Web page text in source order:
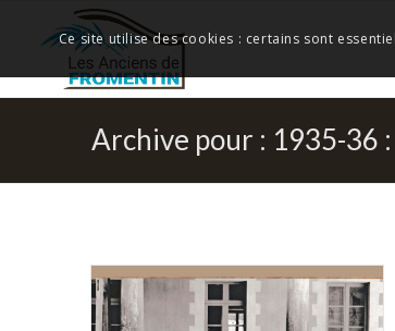
Archive pour : 1935-36
Ce site utilise des cookies : certains sont